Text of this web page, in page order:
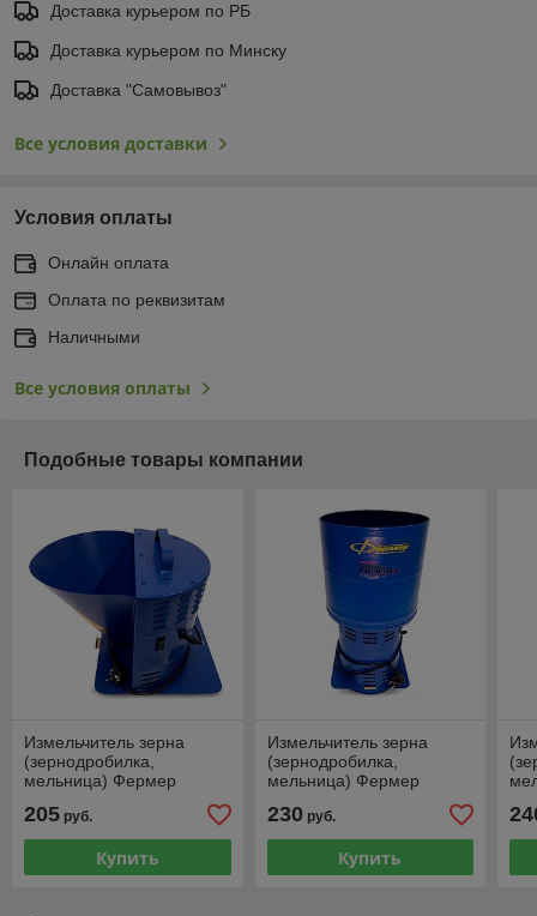
Доставка курьером по РБ
Доставка курьером по Минску
Доставка "Самовывоз"
Все условия доставки
Условия оплаты
Онлайн оплата
Оплата по реквизитам
Наличными
Все условия оплаты
Подобные товары компании
Измельчитель зерна
(зернодробилка,
мельница) Фермер
205 руб.
Купить
Измельчитель зерна
(зернодробилка,
мельница) Фермер
230руб.
Купить